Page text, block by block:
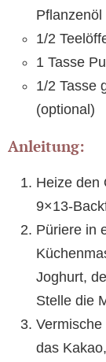
1/2
1 Tasse
1/2 Tasse
(optional)
Anleitung:
Heize den
9×13-
Püriere in
Joghurt,
Stelle die
das